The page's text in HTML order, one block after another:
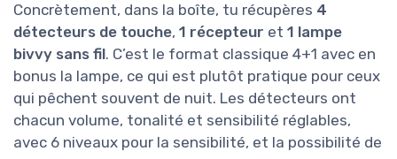
Concrètement, dans la boîte, tu récupères 4
détecteurs de touche, 1 récepteur et 1 lampe
bivvy sans fil. C’est le format classique 4+1 avec en
bonus la lampe, ce qui est plutôt pratique pour ceux
qui pêchent souvent de nuit. Les détecteurs ont
chacun volume, tonalité et sensibilité réglables,
avec 6 niveaux pour la sensibilité, et la possibilité de